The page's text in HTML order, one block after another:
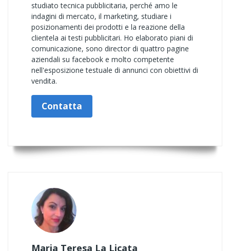
studiato tecnica pubblicitaria, perché amo le
indagini di mercato, il marketing, studiare i
posizionamenti dei prodotti e la reazione della
clientela ai testi pubblicitari. Ho elaborato piani di
comunicazione, sono director di quattro pagine
aziendali su facebook e molto competente
nell'esposizione testuale di annunci con obiettivi di
vendita.
Contatta
Maria Teresa La Licata